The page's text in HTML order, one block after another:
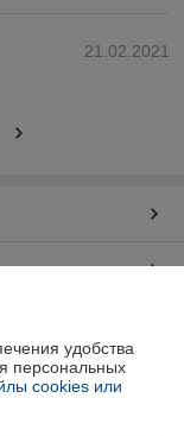
21.02.2021
удобства
персональных
cookies или